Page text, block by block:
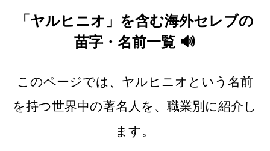
「ヤルヒニオ」を含む海外セレブの
苗字・名前一覧 🔊
このページでは、ヤルヒニオという名前
を持つ世界中の著名人を、職業別に紹介し
ます。